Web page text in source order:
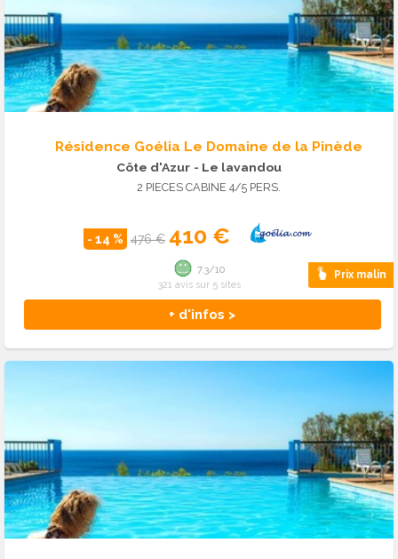
Résidence Goélia Le Domaine de la Pinède
Côte d'Azur - Le lavandou
2 PIECES CABINE 4/5 PERS.
- 14 % 476 € 410 €
Prix malin
+ d'infos >
7.3/10
321 avis sur 5 sites